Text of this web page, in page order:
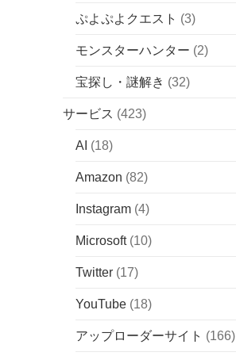
ぷよぷよクエスト (3)
モンスターハンター (2)
宝探し・謎解き (32)
サービス (423)
AI (18)
Amazon (82)
Instagram (4)
Microsoft(10)
Twitter (17)
YouTube (18)
アップローダーサイト (166)